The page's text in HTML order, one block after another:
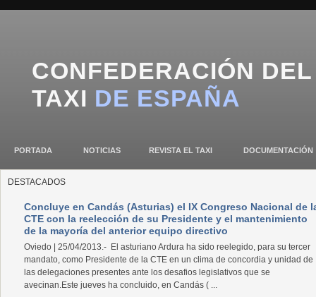
CONFEDERACIÓN DEL
TAXI DE ESPAÑA
PORTADA NOTICIAS REVISTA EL TAXI DOCUMENTACIÓN
DESTACADOS
Concluye en Candás (Asturias) el IX Congreso Nacional de
CTE con la reelección de su Presidente y el mantenimiento
de la mayoría del anterior equipo directivo
Oviedo | 25/04/2013.- El asturiano Ardura ha sido reelegido, para su tercer
mandato, como Presidente de la CTE en un clima de concordia y unidad de
las delegaciones presentes ante los desafios legislativos que se
avecinan.Este jueves ha concluido, en Candás ( ...